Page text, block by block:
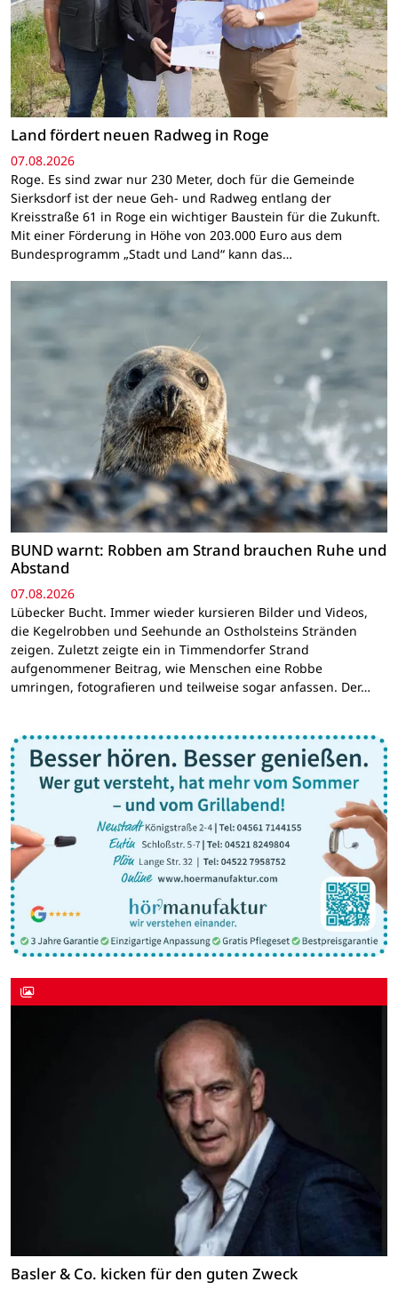
Land fördert neuen Radweg in Roge
07.08.2026
Roge. Es sind zwar nur 230 Meter, doch für die Gemeinde
Sierksdorf ist der neue Geh- und Radweg entlang der
Kreisstraße 61 in Roge ein wichtiger Baustein für die Zukunft.
Mit einer Förderung in Höhe von 203.000 Euro aus dem
Bundesprogramm „Stadt und Land“ kann das…
BUND warnt: Robben am Strand brauchen Ruhe und
Abstand
07.08.2026
Lübecker Bucht. Immer wieder kursieren Bilder und Videos,
die Kegelrobben und Seehunde an Ostholsteins Stränden
zeigen. Zuletzt zeigte ein in Timmendorfer Strand
aufgenommener Beitrag, wie Menschen eine Robbe
umringen, fotografieren und teilweise sogar anfassen. Der…
Basler & Co. kicken für den guten Zweck